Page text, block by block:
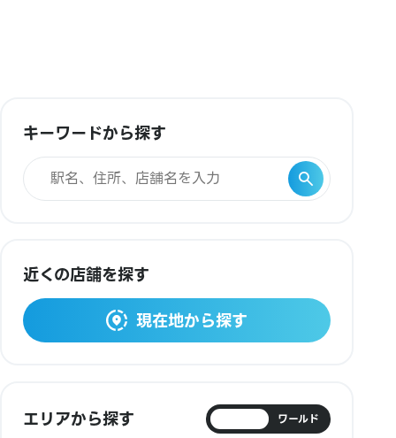
キーワードから探す
近くの店舗を探す
現在地から探す
エリアから探す ワールド